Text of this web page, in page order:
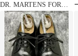
DR. MARTENS FOR
MHL. 1461